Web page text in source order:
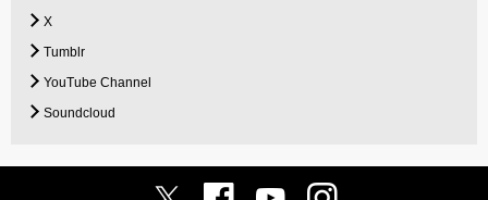
X
Tumblr
YouTube Channel
Soundcloud